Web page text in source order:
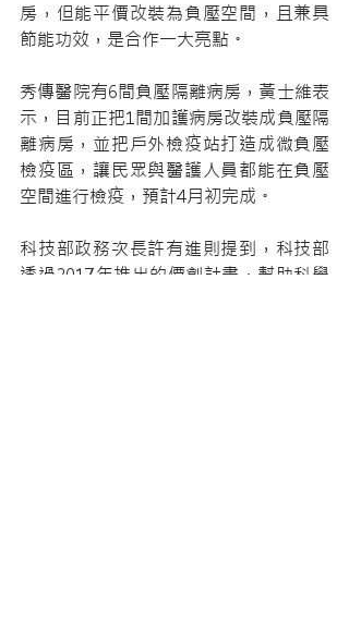
房，但能平價改裝為負壓空間，且兼具
節能功效，是合作一大亮點。
秀傳醫院有6間負壓隔離病房，黃士維表
示，目前正把1間加護病房改裝成負壓隔
離病房，並把戶外檢疫站打造成微負壓
檢疫區，讓民眾與醫護人員都能在負壓
空間進行檢疫，預計4月初完成。
科技部政務次長許有進則提到，科技部
透過2017年推出的價創計畫，幫助科學